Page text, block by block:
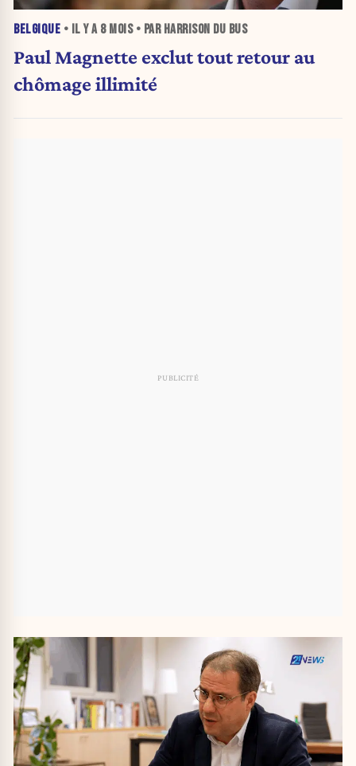
BELGIQUE • IL Y A 8 MOIS• PAR HARRISON DU BUS
Paul Magnette exclut tout retour au
chômage illimité